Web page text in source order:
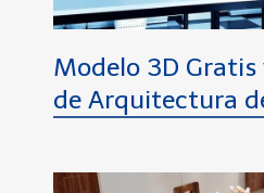
Modelo 3D
de Arquitectura